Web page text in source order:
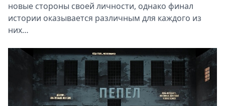
новые стороны своей личности, однако финал
истории оказывается различным для каждого из
них…